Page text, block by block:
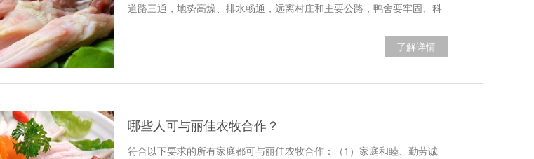
道路三通，地势高燥、排水畅通，远离村庄和主要公路，鸭舍要牢固、科
了解详情
哪些人可与丽佳农牧合作？
符合以下要求的所有家庭都可与丽佳农牧合作：（1）家庭和睦、勤劳诚